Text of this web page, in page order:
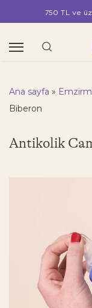
750 TL ve
Ana sayfa »
Biberon
Antikolik